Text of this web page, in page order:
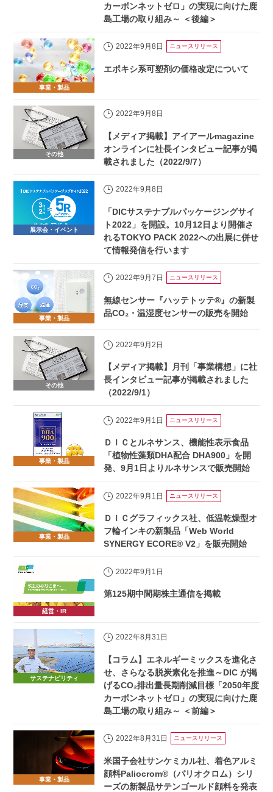
カーボンネットゼロ」の実現に向けた鹿
島工場の取り組み～ ＜後編＞
事業・製品
2022年9月8日 ニュースリリース
エポキシ系可塑剤の価格改定について
その他
2022年9月8日
【メディア掲載】アイアールmagazine
オンラインに社長インタビュー記事が掲
載されました（2022/9/7）
展示会・イベント
2022年9月8日
「DICサステナブルパッケージングサイ
ト2022」を開設。10月12日より開催さ
れるTOKYO PACK 2022への出展に併せ
て情報発信を行います
事業・製品
2022年9月7日 ニュースリリース
無線センサー『ハッテトッテ®』の新製
品CO₂・温湿度センサーの販売を開始
その他
2022年9月2日
【メディア掲載】月刊「事業構想」に社
長インタビュー記事が掲載されました
（2022/9/1）
事業・製品
2022年9月1日 ニュースリリース
ＤＩＣとルネサンス、機能性表示食品
「植物性藻類DHA配合 DHA900」を開
発、9月1日よりルネサンスで販売開始
事業・製品
2022年9月1日 ニュースリリース
ＤＩＣグラフィックス社、低温乾燥型オ
フ輪インキの新製品「Web World
SYNERGY ECORE® V2」を販売開始
経営・IR
2022年9月1日
第125期中間期株主通信を掲載
サステナビリティ
2022年8月31日
【コラム】エネルギーミックスを進化さ
せ、さらなる脱炭素化を推進～DIC が掲
げるCO₂排出量長期削減目標「2050年度
カーボンネットゼロ」の実現に向けた鹿
島工場の取り組み～ ＜前編＞
事業・製品
2022年8月31日 ニュースリリース
米国子会社サンケミカル社、着色アルミ
顔料Paliocrom®（パリオクロム）シリ
ーズの新製品サテンゴールド顔料を発表